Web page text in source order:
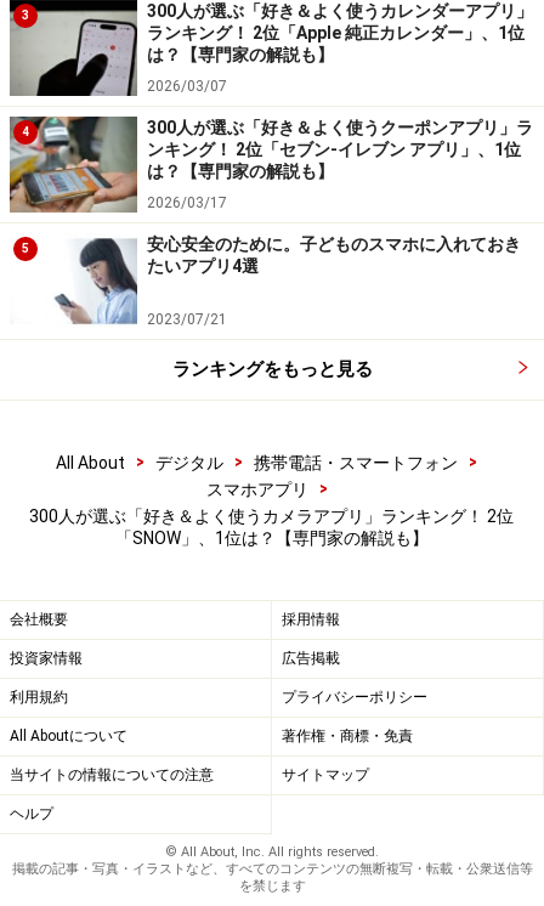
非常に相性のよいアプリと言えるでしょう。
＞10位までの全ランキング結果を見る
【ばんかプロフィール】
月間50万PVを達成している「あなたのスイッチを押すブ
ログ」を運営するブロガー。iPhone・Mac・Evernoteな
ど、ITサービスやガジェットの使い方を取り上げ、ビジ
ネスやライフスタイルを楽しく便利にするヒントを紹介
している。
調査方法： インターネットアンケート
調査期間： 2026年1月19日
調査対象： 全国10～70代の300人（女性：196人、男
※回答者のコメントは原文のまま記載しています
※記事内容は執筆時点のものです。最新の内容をご確認くださ
い。
※機種やOSのバージョンによって画面表示、操作方法が異なる可
能性があります。
3
300人が選ぶ「好き＆よく使うカレンダーアプリ」
ランキング！ 2位「Apple 純正カレンダー」、1位
は？【専門家の解説も】
2026/03/07
4
300人が選ぶ「好き＆よく使うクーポンアプリ」ラ
ンキング！ 2位「セブン-イレブン アプリ」、1位
は？【専門家の解説も】
2026/03/17
5
安心安全のために。子どものスマホに入れておき
たいアプリ4選
2023/07/21
ランキングをもっと見る
All About > デジタル > 携帯電話・スマートフォン
>
スマホアプリ
>
300人が選ぶ「好き＆よく使うカメラアプリ」ランキング！ 2位
「SNOW」、1位は？【専門家の解説も】
会社概要 採用情報
投資家情報 広告掲載
利用規約 プライバシーポリシー
All Aboutについて 著作権・商標・免責
当サイトの情報についての注意 サイトマップ
ヘルプ
© All About, Inc. All rights reserved.
掲載の記事・写真・イラストなど、すべてのコンテンツの無断複写・転載・公衆送信等
を禁じます